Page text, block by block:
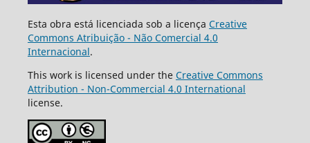
Esta obra está licenciada sob a licença Creative
Commons Atribuição - Não Comercial 4.0
Internacional.
This work is licensed under the Creative Commons
Attribution - Non-Commercial 4.0 International
license.